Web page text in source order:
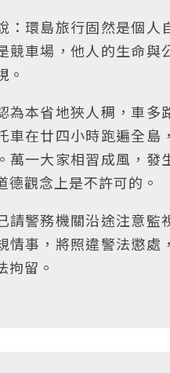
：環島旅行固然是個人
競車場，他人的生命與
。
為本省地狹人稠，車多
車在廿四小時跑遍全島
萬一大家相習成風，發
德觀念上是不許可的。
請警務機關沿途注意監
情事，將照違警法懲處
拘留。